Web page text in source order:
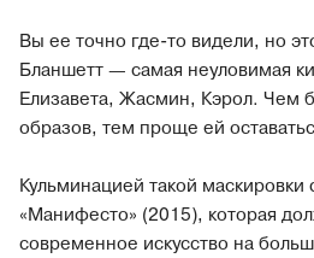
Вы ее точно где-то видели, но
Бланшетт — самая неуловимая
Елизавета, Жасмин, Кэрол. Чем
образов, тем проще ей
Кульминацией такой маскировки
«Манифесто» (2015), которая
современное искусство на